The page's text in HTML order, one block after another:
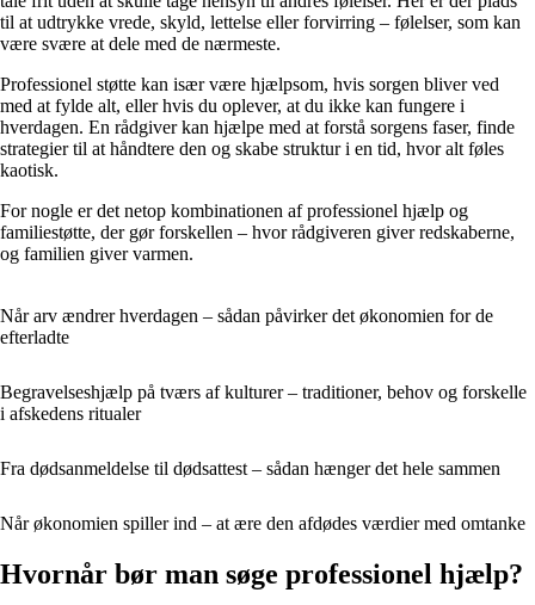
til at udtrykke vrede, skyld, lettelse eller forvirring – følelser, som kan
være svære at dele med de nærmeste.
Professionel støtte kan især være hjælpsom, hvis sorgen bliver ved
med at fylde alt, eller hvis du oplever, at du ikke kan fungere i
hverdagen. En rådgiver kan hjælpe med at forstå sorgens faser, finde
strategier til at håndtere den og skabe struktur i en tid, hvor alt føles
kaotisk.
For nogle er det netop kombinationen af professionel hjælp og
familiestøtte, der gør forskellen – hvor rådgiveren giver redskaberne,
og familien giver varmen.
Når arv ændrer hverdagen – sådan påvirker det økonomien for de
efterladte
Begravelseshjælp på tværs af kulturer – traditioner, behov og forskelle
i afskedens ritualer
Fra dødsanmeldelse til dødsattest – sådan hænger det hele sammen
Når økonomien spiller ind – at ære den afdødes værdier med omtanke
Hvornår bør man søge professionel hjælp?